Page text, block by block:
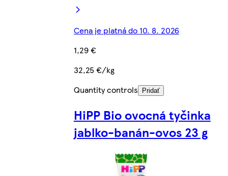
Cena je platná do 10. 8. 2026
1,29 €
32,25 €/kg
Quantity controls
Pridať
HiPP Bio ovocná tyčinka
jablko-banán-ovos 23 g